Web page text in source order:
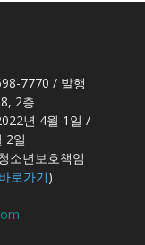
7770 / 발행
2층
년 4월 1일 /
2일
소년보호책임
바로가기)